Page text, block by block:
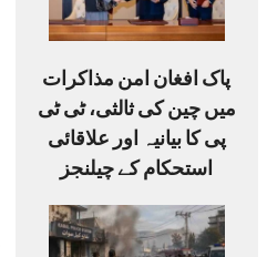
پاک افغان امن مذاکرات
میں چین کی ثالثی، ٹی ٹی
پی کا بیانیہ اور علاقائی
استحکام کے چیلنجز